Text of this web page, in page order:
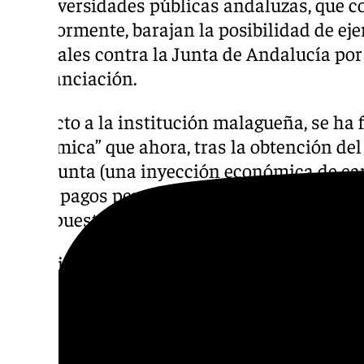
anteriormente, barajan la posibilidad de
tribunales contra la Junta de Andalucía
de financiación.
Respecto a la institución malagueña, se
económica” que ahora, tras la obtención
de la Junta (una inyección económica de
cubrir pagos pendientes de distintas
presupuestos”.
Tras dicha aprobación, la UMA se ha